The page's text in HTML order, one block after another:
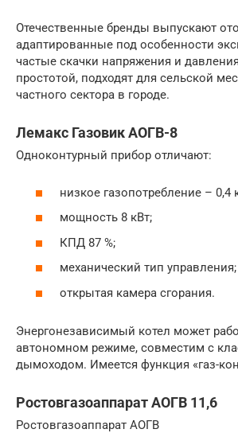
Отечественные бренды выпускают
адаптированные под особенности
частые скачки напряжения и
простотой, подходят для сельской
частного сектора в городе.
Лемакс Газовик АОГВ-8
Одноконтурный прибор отличают:
низкое газопотребление – 0,4
мощность 8 кВт;
КПД 87 %;
механический тип управления;
открытая камера сгорания.
Энергонезависимый котел может
автономном режиме, совместим с
дымоходом. Имеется функция «газ-
Ростовгазоаппарат АОГВ 11,6
Ростовгазоаппарат АОГВ